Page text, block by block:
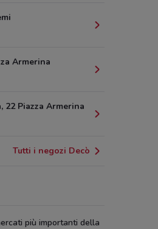
Armerina
22 Piazza Armerina
Tutti i negozi Decò
più importanti della